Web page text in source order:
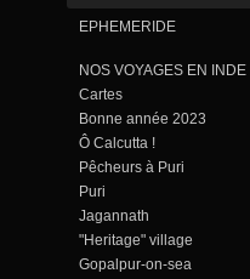
EPHEMERIDE
NOS VOYAGES EN INDE
Cartes
Bonne année 2023
Ô Calcutta !
Pêcheurs à Puri
Puri
Jagannath
"Heritage" village
Gopalpur-on-sea